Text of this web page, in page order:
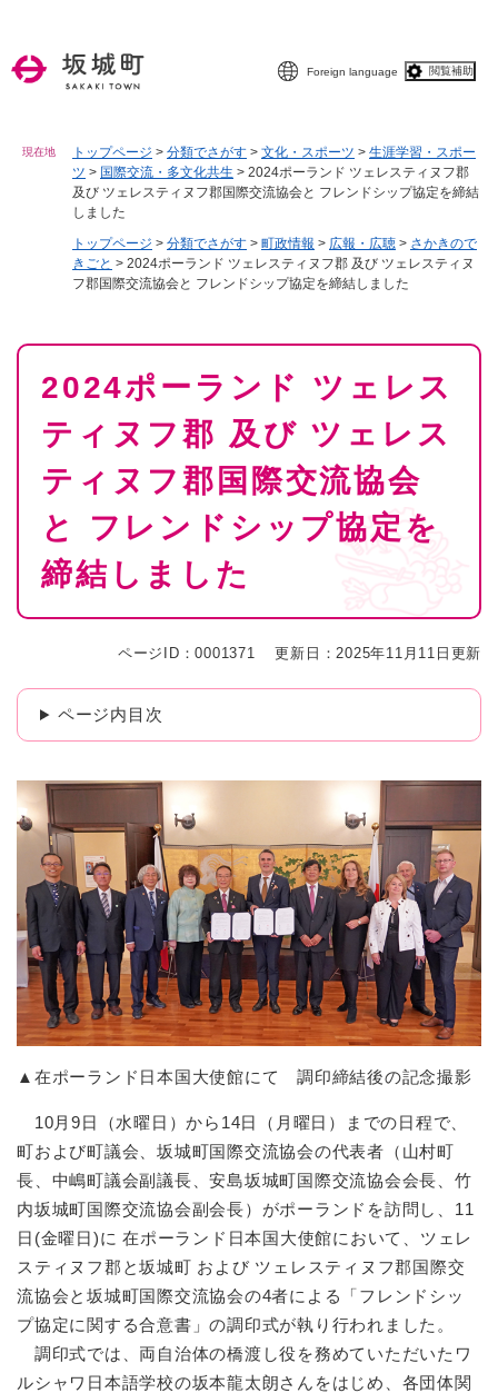
Foreign language 閲覧補助
現在地 トップページ > 分類でさがす > 文化・スポーツ > 生涯学習・スポー
ツ > 国際交流・多文化共生 > 2024ポーランド ツェレスティヌフ郡
及び ツェレスティヌフ郡国際交流協会と フレンドシップ協定を締結
しました
トップページ > 分類でさがす > 町政情報 > 広報・広聴 > さかきので
きごと > 2024ポーランド ツェレスティヌフ郡 及び ツェレスティヌ
フ郡国際交流協会と フレンドシップ協定を締結しました
本
2024ポーランド ツェレス
ティヌフ郡 及び ツェレス
ティヌフ郡国際交流協会
と フレンドシップ協定を
締結しました
ページID：0001371 更新日：2025年11月11日更新
ページ内目次
▲在ポーランド日本国大使館にて 調印締結後の記念撮影
10月9日（水曜日）から14日（月曜日）までの日程で、
町および町議会、坂城町国際交流協会の代表者（山村町
長、中嶋町議会副議長、安島坂城町国際交流協会会長、竹
内坂城町国際交流協会副会長）がポーランドを訪問し、11
日(金曜日)に 在ポーランド日本国大使館において、ツェレ
スティヌフ郡と坂城町 および ツェレスティヌフ郡国際交
流協会と坂城町国際交流協会の4者による「フレンドシッ
プ協定に関する合意書」の調印式が執り行われました。
調印式では、両自治体の橋渡し役を務めていただいたワ
ルシャワ日本語学校の坂本龍太朗さんをはじめ、各団体関